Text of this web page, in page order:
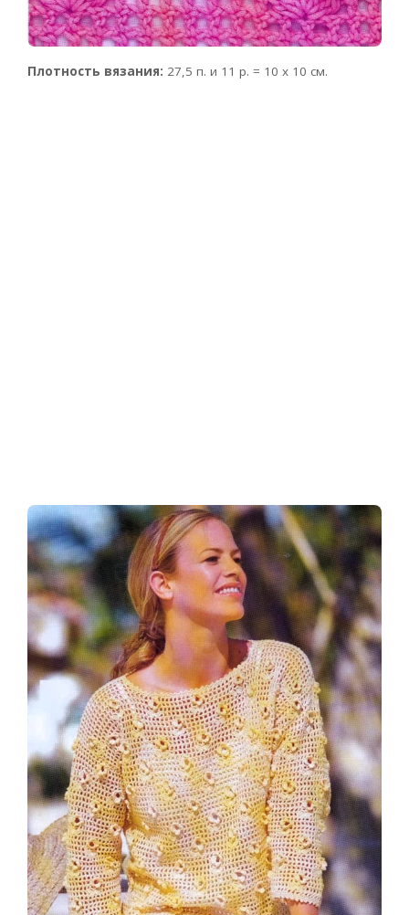
Плотность вязания: 27,5 п. и 11 р. = 10 х 10 см.